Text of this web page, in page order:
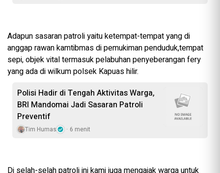
Adapun sasaran patroli yaitu ketempat-tempat yang di
anggap rawan kamtibmas di pemukiman penduduk,tempat
sepi, objek vital termasuk pelabuhan penyeberangan fery
yang ada di wilkum polsek Kapuas hilir.
Polisi Hadir di Tengah Aktivitas Warga,
BRI Mandomai Jadi Sasaran Patroli
Preventif
Tim Humas 6 menit
Di selah-selah patroli ini kami juga mengajak warga untuk